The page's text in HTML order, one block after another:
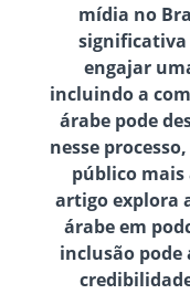
mídia no
significativa
engajar
incluindo a
árabe pode
nesse
público mais
artigo explora
árabe em
inclusão